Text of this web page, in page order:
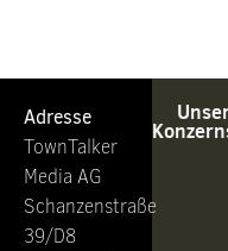
Adresse
TownTalker
Media AG
Schanzenstraße
39/D8